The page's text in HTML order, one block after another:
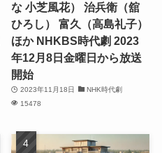
な 小芝風花） 治兵衛（舘
ひろし） 富久（高島礼子）
ほか NHKBS時代劇 2023
年12月8日金曜日から放送
開始
2023年11月18日
NHK時代劇
15478